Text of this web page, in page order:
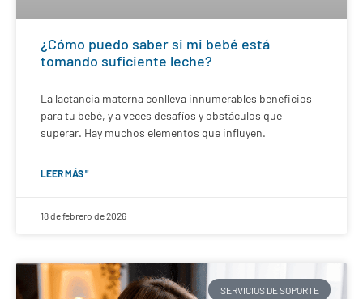
¿Cómo puedo saber si mi bebé está
tomando suficiente leche?
La lactancia materna conlleva innumerables beneficios
para tu bebé, y a veces desafíos y obstáculos que
superar. Hay muchos elementos que influyen.
LEER MÁS "
18 de febrero de 2026
SERVICIOS DE SOPORTE